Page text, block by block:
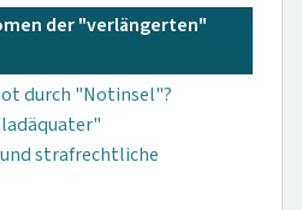
der "verlängerten"
durch "Notinsel"?
strafrechtliche